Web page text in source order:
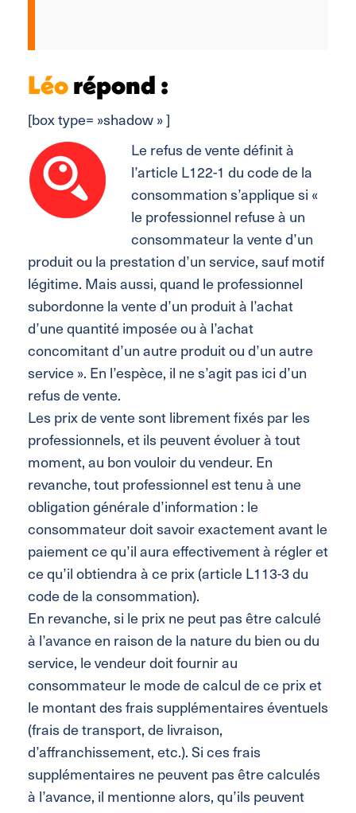
Léorépond :
[box type= »shadow » ]
Le refus de vente définit à
l’article L122-1 du code de la
consommation s’applique si «
le professionnel refuse à un
consommateur la vente d’un
produit ou la prestation d’un service, sauf motif
légitime. Mais aussi, quand le professionnel
subordonne la vente d’un produit à l’achat
d’une quantité imposée ou à l’achat
concomitant d’un autre produit ou d’un autre
service ». En l’espèce, il ne s’agit pas ici d’un
refus de vente.
Les prix de vente sont librement fixés par les
professionnels, et ils peuvent évoluer à tout
moment, au bon vouloir du vendeur. En
revanche, tout professionnel est tenu à une
obligation générale d’information : le
consommateur doit savoir exactement avant le
paiement ce qu’il aura effectivement à régler et
ce qu’il obtiendra à ce prix (article L113-3 du
code de la consommation).
En revanche, si le prix ne peut pas être calculé
à l’avance en raison de la nature du bien ou du
service, le vendeur doit fournir au
consommateur le mode de calcul de ce prix et
le montant des frais supplémentaires éventuels
(frais de transport, de livraison,
d’affranchissement, etc.). Si ces frais
supplémentaires ne peuvent pas être calculés
à l’avance, il mentionne alors, qu’ils peuvent